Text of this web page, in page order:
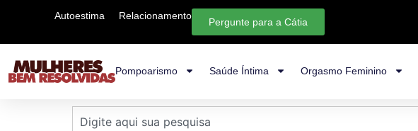
Autoestima Relacionamento
Pergunte para a Cátia
Pompoarismo Saúde Íntima Orgasmo Feminino